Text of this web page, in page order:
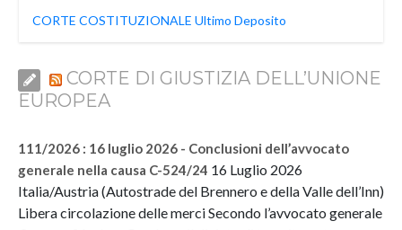
CORTE COSTITUZIONALE Ultimo Deposito
CORTE DI GIUSTIZIA DELL’UNIONE
EUROPEA
111/2026 : 16 luglio 2026 - Conclusioni dell’avvocato
generale nella causa C-524/24 16 Luglio 2026
Italia/Austria (Autostrade del Brennero e della Valle dell’Inn)
Libera circolazione delle merci Secondo l’avvocato generale